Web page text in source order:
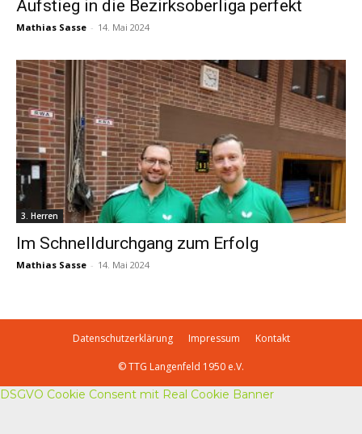
Aufstieg in die Bezirksoberliga perfekt
Mathias Sasse - 14. Mai 2024
3. Herren
Im Schnelldurchgang zum Erfolg
Mathias Sasse - 14. Mai 2024
Datenschutzerklärung Impressum Kontakt
© TTG Langenfeld 1950 e.V.
DSGVO Cookie Consent mit Real Cookie Banner